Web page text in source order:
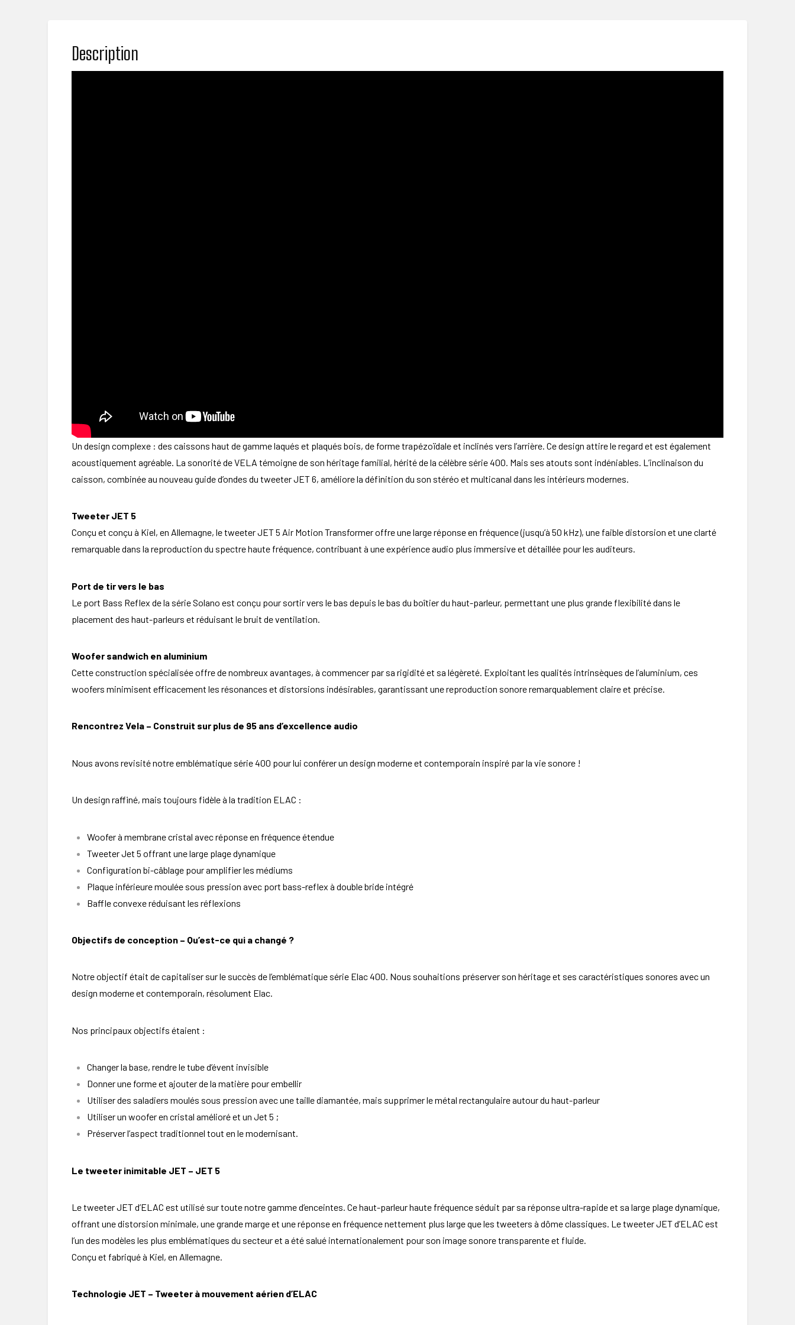
Description
Un design complexe : des caissons haut de gamme laqués et plaqués bois, de forme trapézoïdale et inclinés vers l’arrière. Ce design attire le regard et est également
acoustiquement agréable. La sonorité de VELA témoigne de son héritage familial, hérité de la célèbre série 400. Mais ses atouts sont indéniables. L’inclinaison du
caisson, combinée au nouveau guide d’ondes du tweeter JET 6, améliore la définition du son stéréo et multicanal dans les intérieurs modernes.
Tweeter JET 5
Conçu et conçu à Kiel, en Allemagne, le tweeter JET 5 Air Motion Transformer offre une large réponse en fréquence (jusqu’à 50 kHz), une faible distorsion et une clarté
remarquable dans la reproduction du spectre haute fréquence, contribuant à une expérience audio plus immersive et détaillée pour les auditeurs.
Port de tir vers le bas
Le port Bass Reflex de la série Solano est conçu pour sortir vers le bas depuis le bas du boîtier du haut-parleur, permettant une plus grande flexibilité dans le
placement des haut-parleurs et réduisant le bruit de ventilation.
Woofer sandwich en aluminium
Cette construction spécialisée offre de nombreux avantages, à commencer par sa rigidité et sa légèreté. Exploitant les qualités intrinsèques de l’aluminium, ces
woofers minimisent efficacement les résonances et distorsions indésirables, garantissant une reproduction sonore remarquablement claire et précise.
Rencontrez Vela – Construit sur plus de 95 ans d’excellence audio
Nous avons revisité notre emblématique série 400 pour lui conférer un design moderne et contemporain inspiré par la vie sonore !
Un design raffiné, mais toujours fidèle à la tradition ELAC :
Woofer à membrane cristal avec réponse en fréquence étendue
Tweeter Jet 5 offrant une large plage dynamique
Configuration bi-câblage pour amplifier les médiums
Plaque inférieure moulée sous pression avec port bass-reflex à double bride intégré
Baffle convexe réduisant les réflexions
Objectifs de conception – Qu’est-ce qui a changé ?
Notre objectif était de capitaliser sur le succès de l’emblématique série Elac 400. Nous souhaitions préserver son héritage et ses caractéristiques sonores avec un
design moderne et contemporain, résolument Elac.
Nos principaux objectifs étaient :
Changer la base, rendre le tube d’évent invisible
Donner une forme et ajouter de la matière pour embellir
Utiliser des saladiers moulés sous pression avec une taille diamantée, mais supprimer le métal rectangulaire autour du haut-parleur
Utiliser un woofer en cristal amélioré et un Jet 5 ;
Préserver l’aspect traditionnel tout en le modernisant.
Le tweeter inimitable JET – JET 5
Le tweeter JET d’ELAC est utilisé sur toute notre gamme d’enceintes. Ce haut-parleur haute fréquence séduit par sa réponse ultra-rapide et sa large plage dynamique,
offrant une distorsion minimale, une grande marge et une réponse en fréquence nettement plus large que les tweeters à dôme classiques. Le tweeter JET d’ELAC est
l’un des modèles les plus emblématiques du secteur et a été salué internationalement pour son image sonore transparente et fluide.
Conçu et fabriqué à Kiel, en Allemagne.
Technologie JET – Tweeter à mouvement aérien d’ELAC